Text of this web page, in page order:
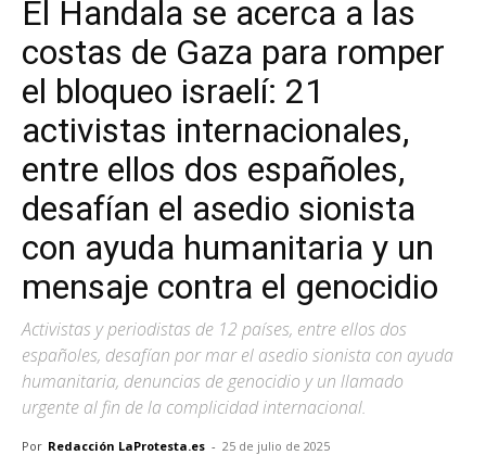
El Handala se acerca a las
costas de Gaza para romper
el bloqueo israelí: 21
activistas internacionales,
entre ellos dos españoles,
desafían el asedio sionista
con ayuda humanitaria y un
mensaje contra el genocidio
Activistas y periodistas de 12 países, entre ellos dos
españoles, desafían por mar el asedio sionista con ayuda
humanitaria, denuncias de genocidio y un llamado
urgente al fin de la complicidad internacional.
Por Redacción LaProtesta.es - 25 de julio de 2025